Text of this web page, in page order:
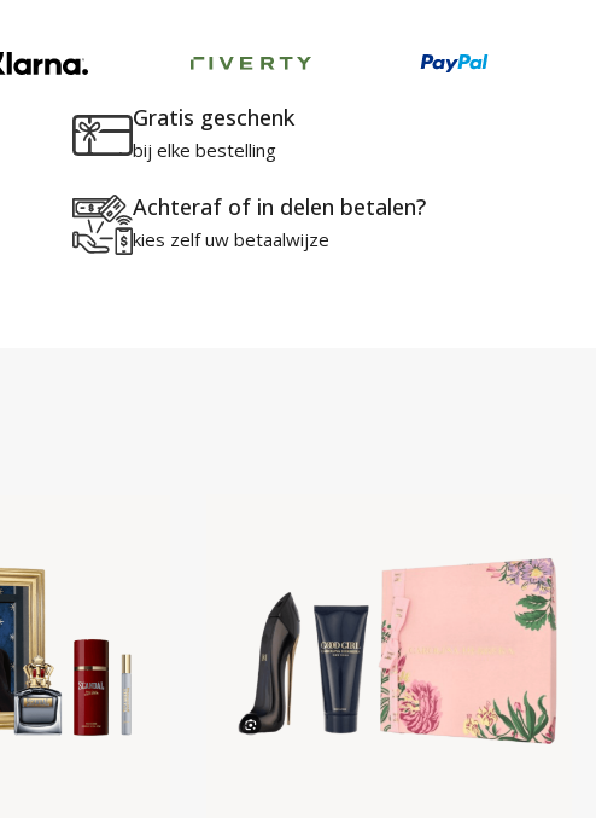
Gratis geschenk
bij elke bestelling
Achteraf of in delen betalen?
kies zelf uw betaalwijze